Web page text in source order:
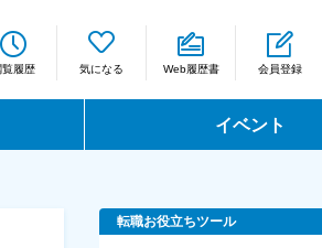
覧履歴 気になる Web履歴書 会員登録
イベント
転職お役立ちツール